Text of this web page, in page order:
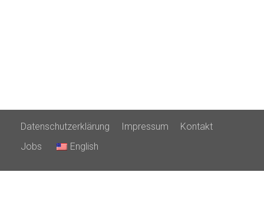
Datenschutzerklärung Impressum
Kontakt
Jobs
English